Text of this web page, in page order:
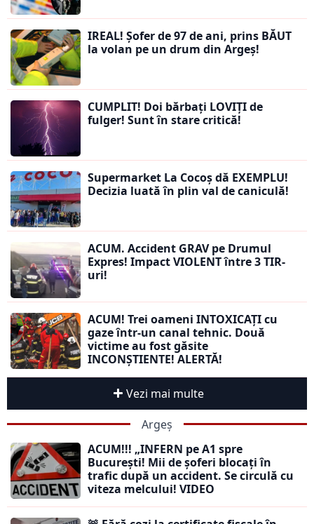
IREAL! Șofer de 97 de ani, prins BĂUT
la volan pe un drum din Argeș!
CUMPLIT! Doi bărbați LOVIȚI de
fulger! Sunt în stare critică!
Supermarket La Cocoș dă EXEMPLU!
Decizia luată în plin val de caniculă!
ACUM. Accident GRAV pe Drumul
Expres! Impact VIOLENT între 3 TIR-
uri!
ACUM! Trei oameni INTOXICAȚI cu
gaze într-un canal tehnic. Două
victime au fost găsite
INCONȘTIENTE! ALERTĂ!
Vezi mai multe
Argeș
ACUM!!! „INFERN pe A1 spre
București! Mii de șoferi blocați în
trafic după un accident. Se circulă cu
viteza melcului! VIDEO